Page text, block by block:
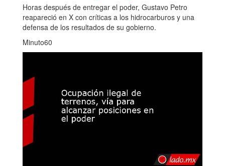
Horas después de entregar el poder, Gustavo Petro
reapareció en X con críticas a los hidrocarburos y una
defensa de los resultados de su gobierno.
Minuto60